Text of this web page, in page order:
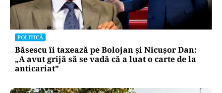
POLITICĂ
Băsescu îi taxează pe Bolojan și Nicușor Dan:
„A avut grijă să se vadă că a luat o carte de la
anticariat”